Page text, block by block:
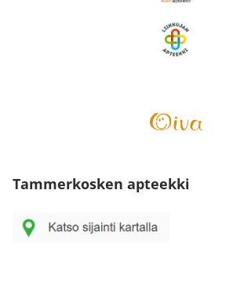
Tammerkosken apteekki